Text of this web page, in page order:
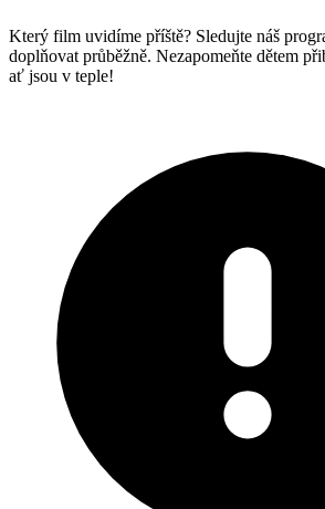
Který film uvidíme příště? Sledujte náš
doplňovat průběžně. Nezapomeňte dětem
ať jsou v teple!